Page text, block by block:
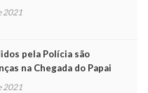
2021
pela Polícia são
na Chegada do Papai
2021